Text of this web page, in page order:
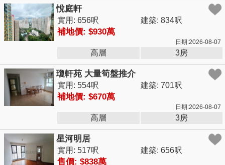
悅庭軒
實用: 656呎 建築: 834呎
補地價: $930萬
日期:2026-08-07
高層 3房
瓊軒苑 大量筍盤推介
實用: 554呎 建築: 701呎
補地價: $670萬
日期:2026-08-07
高層 3房
星河明居
實用: 517呎 建築: 656呎
售價: $838萬